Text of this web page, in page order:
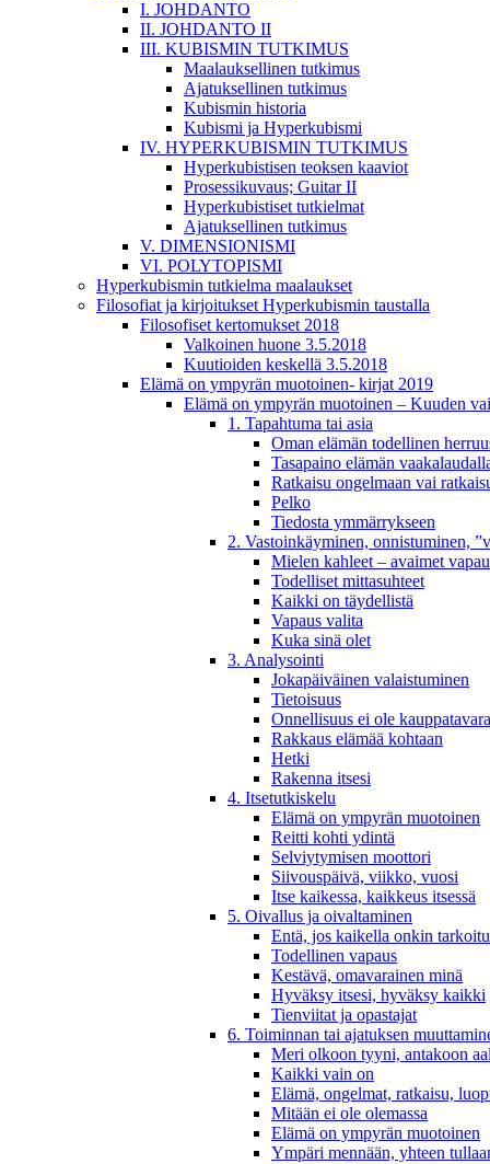
I. JOHDANTO
II. JOHDANTO II
III. KUBISMIN TUTKIMUS
Maalauksellinen tutkimus
Ajatuksellinen tutkimus
Kubismin historia
Kubismi ja Hyperkubismi
IV. HYPERKUBISMIN TUTKIMUS
Hyperkubistisen teoksen kaaviot
Prosessikuvaus; Guitar II
Hyperkubistiset tutkielmat
Ajatuksellinen tutkimus
V. DIMENSIONISMI
VI. POLYTOPISMI
Hyperkubismin tutkielma maalaukset
Filosofiat ja kirjoitukset Hyperkubismin taustalla
Filosofiset kertomukset 2018
Valkoinen huone 3.5.2018
Kuutioiden keskellä 3.5.2018
Elämä on ympyrän muotoinen- kirjat 2019
Elämä on ympyrän muotoinen – Kuuden
1. Tapahtuma tai asia
Oman elämän todellinen
Tasapaino elämän
Ratkaisu ongelmaan vai
Pelko
Tiedosta ymmärrykseen
2. Vastoinkäyminen, onnistuminen,
Mielen kahleet – avaimet
Todelliset mittasuhteet
Kaikki on täydellistä
Vapaus valita
Kuka sinä olet
3. Analysointi
Jokapäiväinen valaistuminen
Tietoisuus
Onnellisuus ei ole
Rakkaus elämää kohtaan
Hetki
Rakenna itsesi
4. Itsetutkiskelu
Elämä on ympyrän muotoinen
Reitti kohti ydintä
Selviytymisen moottori
Siivouspäivä, viikko, vuosi
Itse kaikessa, kaikkeus itsessä
5. Oivallus ja oivaltaminen
Entä, jos kaikella onkin
Todellinen vapaus
Kestävä, omavarainen minä
Hyväksy itsesi, hyväksy kaikki
Tienviitat ja opastajat
6. Toiminnan tai ajatuksen
Meri olkoon tyyni, antakoon
Kaikki vain on
Elämä, ongelmat, ratkaisu,
Mitään ei ole olemassa
Elämä on ympyrän muotoinen
Ympäri mennään, yhteen